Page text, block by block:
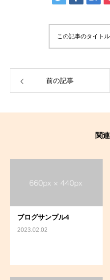
この記事のタイト
前の記事
関
ブログサンプル4
2023.02.02